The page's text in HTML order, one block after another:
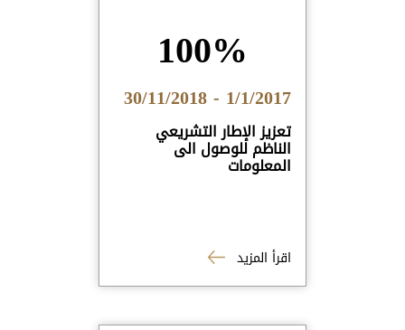
100%
1/1/2017 - 30/11/2018
تعزيز الإطار التشريعي
الناظم للوصول الى
المعلومات
اقرأ المزيد